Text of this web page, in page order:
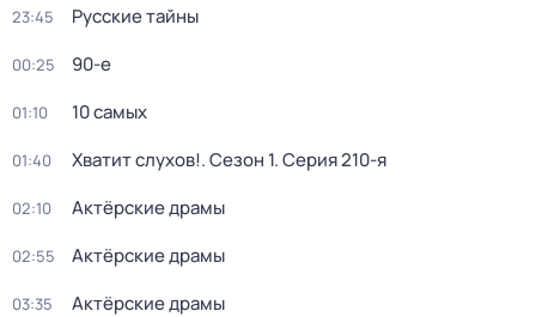
23:45 Русские тайны
00:25 90-е
01:10 10 самых
01:40 Хватит слухов!. Сезон 1. Серия 210-я
02:10 Актёрские драмы
02:55 Актёрские драмы
03:35 Актёрские драмы